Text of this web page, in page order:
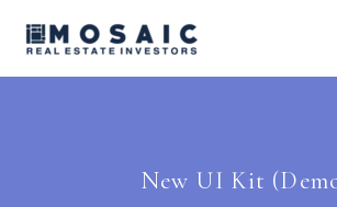
New UI Kit